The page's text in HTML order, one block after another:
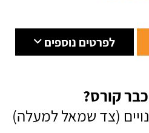
לפרטים נוספים
קורס?
(צד שמאל למעלה)